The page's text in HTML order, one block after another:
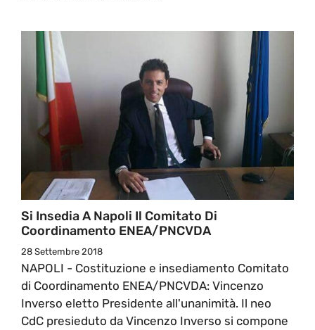
Si Insedia A Napoli Il Comitato Di
Coordinamento ENEA/PNCVDA
28 Settembre 2018
NAPOLI - Costituzione e insediamento Comitato
di Coordinamento ENEA/PNCVDA: Vincenzo
Inverso eletto Presidente all'unanimità. Il neo
CdC presieduto da Vincenzo Inverso si compone